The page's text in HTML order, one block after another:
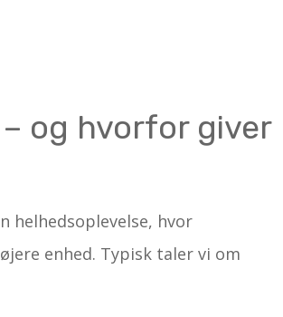
og hvorfor giver
helhedsoplevelse, hvor
enhed. Typisk taler vi om